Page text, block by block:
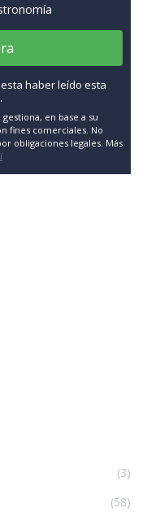
haber leído esta
gestiona, en base a su
fines comerciales. No
obligaciones legales. Más
(3)
(58)